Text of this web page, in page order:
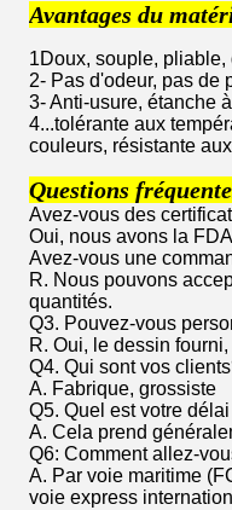
Avantages du
1Doux, souple, pliable,
2- Pas d'odeur, pas de
3- Anti-usure, étanche
4...tolérante aux
couleurs, résistante
Questions
Avez-vous des
Oui, nous avons la
Avez-vous une
R. Nous pouvons
quantités.
Q3. Pouvez-vous
R. Oui, le dessin
Q4. Qui sont vos
A. Fabrique, grossiste
Q5. Quel est votre
A. Cela prend
Q6: Comment allez-
A. Par voie maritime
voie express